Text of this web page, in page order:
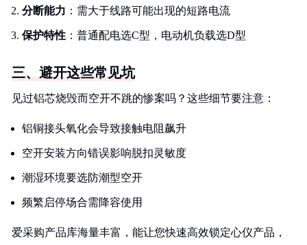
分断能力 ：需大于线路可能出现的短路电流
保护特性 ：普通配电选C型，电动机负载选D型
三、避开这些常见坑
见过铝芯烧毁而空开不跳的惨案吗？这些细节要注意：
铝铜接头氧化会导致接触电阻飙升
空开安装方向错误影响脱扣灵敏度
潮湿环境要选防潮型空开
频繁启停场合需降容使用
爱采购产品库海量丰富，能让您快速高效锁定心仪产品，